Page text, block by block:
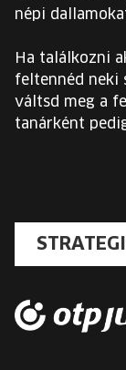
népi
Ha találkozni
feltennéd neki
váltsd meg a
tanárként